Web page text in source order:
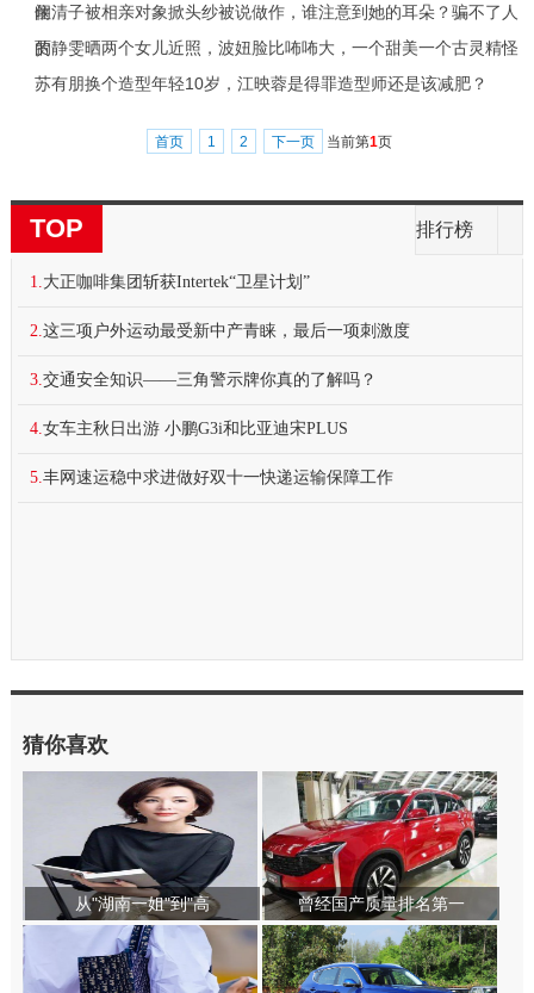
住
阚清子被相亲对象掀头纱被说做作，谁注意到她的耳朵？骗不了人
的
贾静雯晒两个女儿近照，波妞脸比咘咘大，一个甜美一个古灵精怪
苏有朋换个造型年轻10岁，江映蓉是得罪造型师还是该减肥？
首页 1 2 下一页 当前第1页
TOP 排行榜
1. 大正咖啡集团斩获Intertek“卫星计划”
2. 这三项户外运动最受新中产青睐，最后一项刺激度
3. 交通安全知识——三角警示牌你真的了解吗？
4. 女车主秋日出游 小鹏G3i和比亚迪宋PLUS
5. 丰网速运稳中求进做好双十一快递运输保障工作
猜你喜欢
从"湖南一姐"到"高 曾经国产质量排名第一